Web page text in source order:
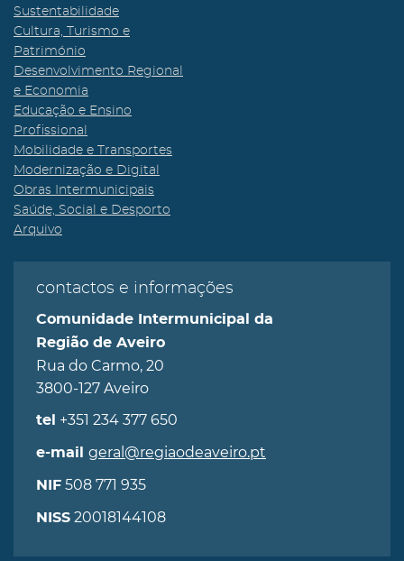
Sustentabilidade
Cultura, Turismo e
Património
Desenvolvimento Regional
e Economia
Educação e Ensino
Profissional
Mobilidade e Transportes
Modernização e Digital
Obras Intermunicipais
Saúde, Social e Desporto
Arquivo
contactos e informações
Comunidade Intermunicipal da
Região de Aveiro
Rua do Carmo, 20
3800-127 Aveiro
tel +351 234 377 650
e-mail geral@regiaodeaveiro.pt
NIF 508 771 935
NISS 20018144108